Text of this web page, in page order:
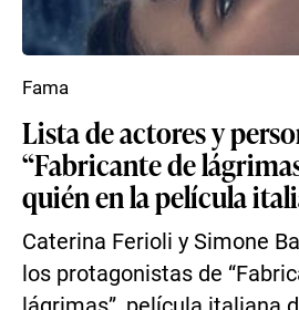
Lista de actores y
“Fabricante de
quién en la película
Caterina Ferioli y Simone
los protagonistas de
Fama